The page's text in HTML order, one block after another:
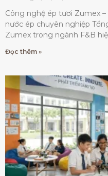
Công nghệ ép tươi Zumex
nước ép chuyên nghiệp
Zumex trong ngành F&B
Đọc thêm »